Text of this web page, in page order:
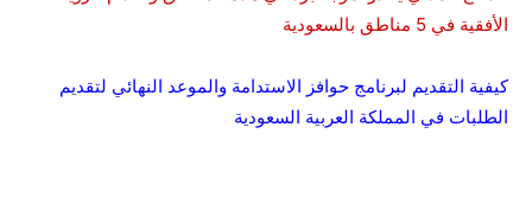
الأفقية في 5 مناطق بالسعودية
كيفية التقديم لبرنامج حوافز الاستدامة والموعد النهائي لتقديم
الطلبات في المملكة العربية السعودية